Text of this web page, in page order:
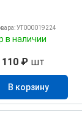
УТ000019224
в наличии
110 ₽шт
В корзину